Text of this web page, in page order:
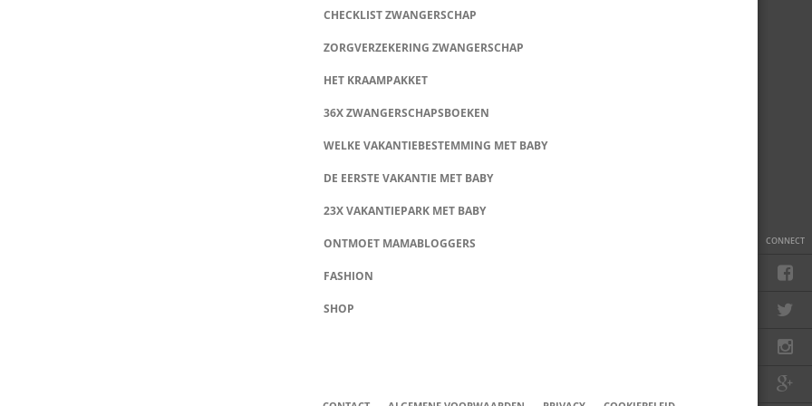
CONNECT
CHECKLIST ZWANGERSCHAP
ZORGVERZEKERING ZWANGERSCHAP
HET KRAAMPAKKET
36X ZWANGERSCHAPSBOEKEN
WELKE VAKANTIEBESTEMMING MET BABY
DE EERSTE VAKANTIE MET BABY
23X VAKANTIEPARK MET BABY
ONTMOET MAMABLOGGERS
FASHION
SHOP